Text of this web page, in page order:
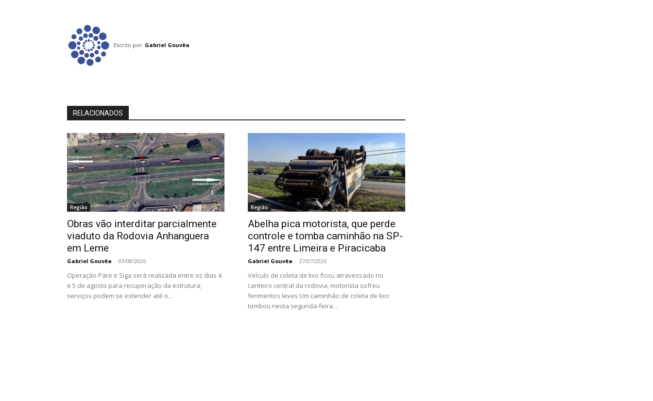
Escrito por: Gabriel Gouvêa
RELACIONADOS
Região
Obras vão interditar parcialmente
viaduto da Rodovia Anhanguera
em Leme
Gabriel Gouvêa - 03/08/2026
Operação Pare e Siga será realizada entre os dias 4
e 5 de agosto para recuperação da estrutura;
serviços podem se estender até o...
Região
Abelha pica motorista, que perde
controle e tomba caminhão na SP-
147 entre Limeira e Piracicaba
Gabriel Gouvêa - 27/07/2026
Veículo de coleta de lixo ficou atravessado no
canteiro central da rodovia; motorista sofreu
ferimentos leves Um caminhão de coleta de lixo
tombou nesta segunda-feira...